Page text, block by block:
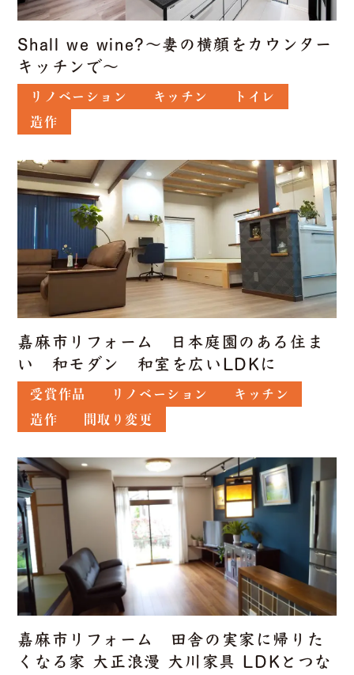
Shall we wine?〜妻の横顔をカウンター
キッチンで〜
リノベーション キッチン
トイレ
造作
嘉麻市リフォーム 日本庭園のある住ま
い 和モダン 和室を広いLDKに
受賞作品 リノベーション
キッチン
造作
間取り変更
嘉麻市リフォーム 田舎の実家に帰りた
くなる家 大正浪漫 大川家具 LDKとつな